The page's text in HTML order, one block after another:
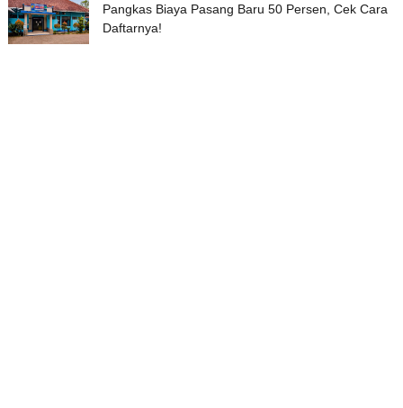
Pangkas Biaya Pasang Baru 50 Persen, Cek Cara
Daftarnya!